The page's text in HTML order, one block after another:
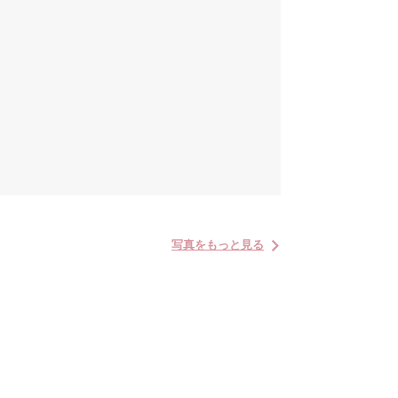
写真をもっと見る